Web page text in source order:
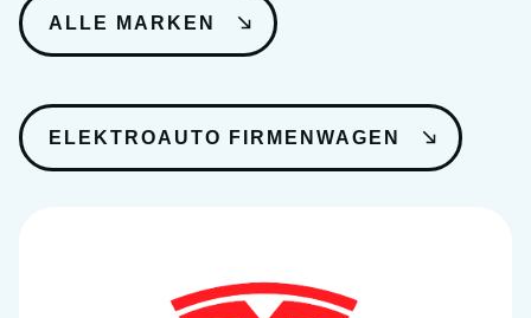
ALLE MARKEN
ELEKTROAUTO FIRMENWAGEN